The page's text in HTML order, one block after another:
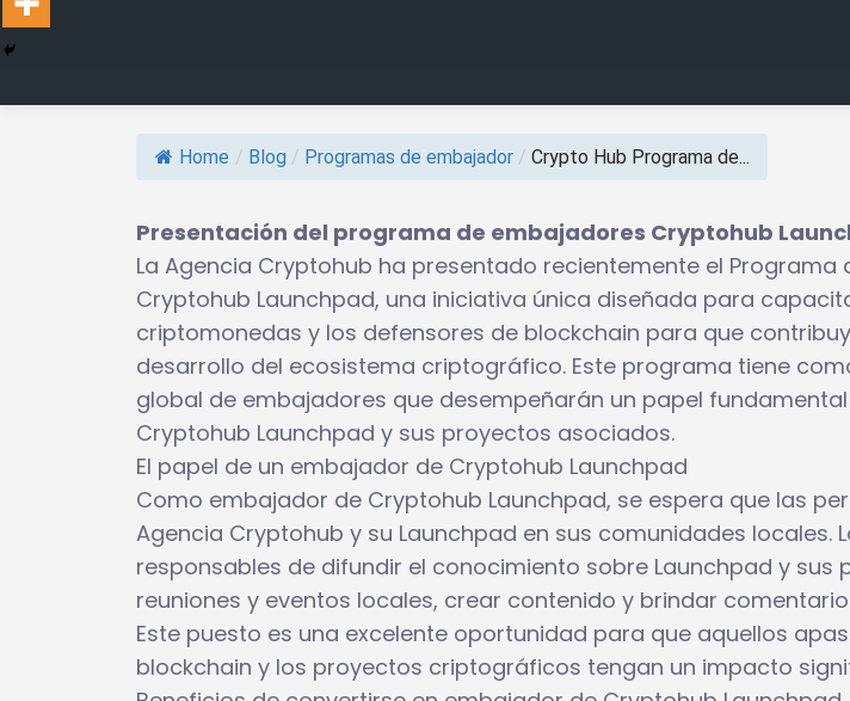
Home / Blog / Programas de embajador / Crypto Hub Programa de...
Presentación del programa de embajadores Cryptohub
La Agencia Cryptohub ha presentado recientemente el Programa
Cryptohub Launchpad, una iniciativa única diseñada para
criptomonedas y los defensores de blockchain para que
desarrollo del ecosistema criptográfico. Este programa tiene
global de embajadores que desempeñarán un papel
Cryptohub Launchpad y sus proyectos asociados.
El papel de un embajador de Cryptohub Launchpad
Como embajador de Cryptohub Launchpad, se espera que las
Agencia Cryptohub y su Launchpad en sus comunidades locales.
responsables de difundir el conocimiento sobre Launchpad y sus
reuniones y eventos locales, crear contenido y brindar
Este puesto es una excelente oportunidad para que aquellos
blockchain y los proyectos criptográficos tengan un impacto